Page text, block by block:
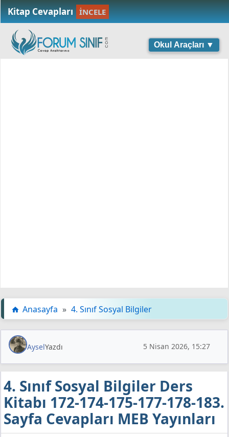
Kitap Cevapları İNCELE
Okul Araçları ▼
Anasayfa » 4. Sınıf Sosyal Bilgiler
AyselYazdı 5 Nisan 2026, 15:27
4. Sınıf Sosyal Bilgiler Ders
Kitabı 172-174-175-177-178-183.
Sayfa Cevapları MEB Yayınları